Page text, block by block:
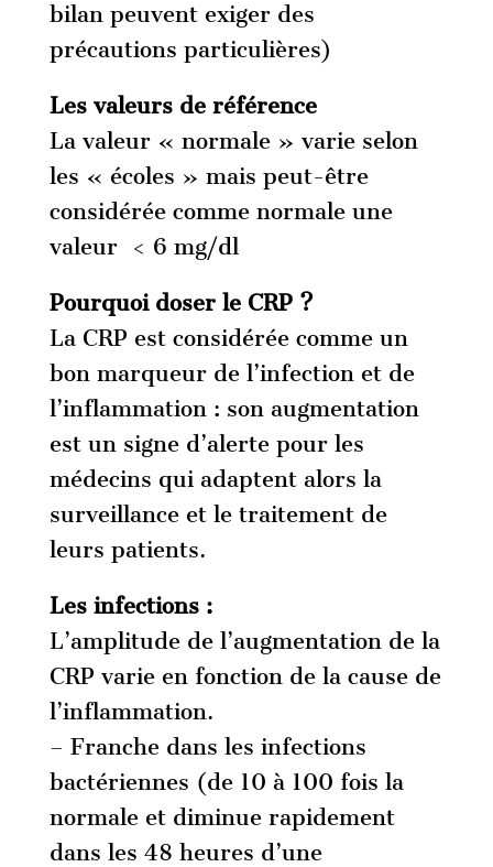
bilan peuvent exiger des
précautions particulières)
Les valeurs de référence
La valeur « normale » varie selon
les « écoles » mais peut-être
considérée comme normale une
valeur < 6 mg/dl
Pourquoi doser le CRP ?
La CRP est considérée comme un
bon marqueur de l’infection et de
l’inflammation : son augmentation
est un signe d’alerte pour les
médecins qui adaptent alors la
surveillance et le traitement de
leurs patients.
Les infections :
L’amplitude de l’augmentation de la
CRP varie en fonction de la cause de
l’inflammation.
– Franche dans les infections
bactériennes (de 10 à 100 fois la
normale et diminue rapidement
dans les 48 heures d’une